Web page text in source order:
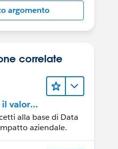
argomento
correlate
valore
alla base di Data
aziendale.